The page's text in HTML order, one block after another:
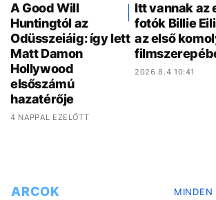
A Good Will
Huntingtól az
Odüsszeiáig: így lett
Matt Damon
Hollywood
elsőszámú
hazatérője
4 NAPPAL EZELŐTT
Itt vannak az
fotók Billie
az első
2026.8.4 10:41
ARCOK MINDEN